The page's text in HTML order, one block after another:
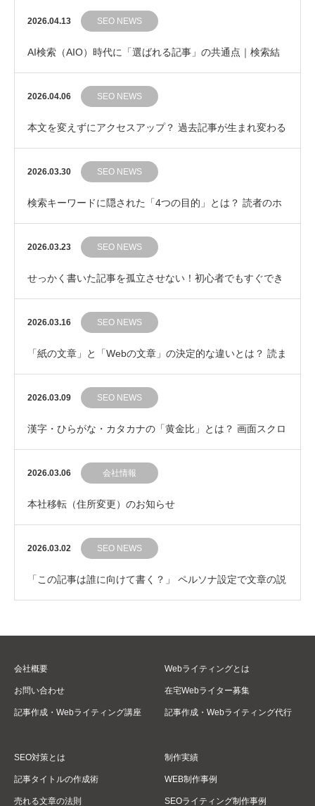
の集中力を守る「ポモドーロ・テクニック」のす…
2026.04.13 SEO NEWS
AI検索（AIO）時代に「選ばれる記事」の共通点｜検索結
果の“その先”を提示するライティング
2026.04.06 SEO NEWS
本文を変えずにアクセスアップ？ 過去記事が生まれ変わる
「タイトル修正」3つのポイント
2026.03.30 SEO NEWS
検索キーワードに隠された「4つの目的」とは？ 読者のホ
ンネを見抜く検索意図の基本
2026.03.23 SEO NEWS
せっかく書いた記事を孤立させない！初心者でもすぐでき
る「内部リンク」の自然な繋ぎ方
2026.03.16 SEO NEWS
「紙の文章」と「Webの文章」の決定的な違いとは？ 読ま
れるWeb記事の鉄則
2026.03.09 SEO NEWS
漢字・ひらがな・カタカナの「黄金比」とは？ 画面スクロ
ールの手を止めない文章の見た目コントロール
2026.03.06 会社情報
本社移転（住所変更）のお知らせ
2026.03.02 SEO NEWS
「この記事は誰に向けて書く？」 ペルソナ設定で文章の説
会社概要
お問い合わせ
記事作成・Webライティング講座
Webライティングとは
在宅Webライター募集
記事作成・Webライティング代行
SEO対策とは
記事タイトルの作成術
売れる文章の法則
制作実績
WEB制作事例
SEOライティング制作事例